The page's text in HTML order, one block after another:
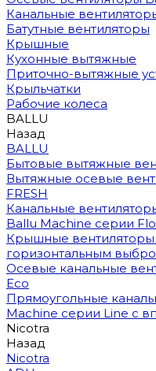
Канальные
Батутные вентиляторы
Крышные
Кухонные вытяжные
Приточно-вытяжные
Крыльчатки
Рабочие колеса
BALLU
Назад
BALLU
Бытовые вытяжные
Вытяжные осевые
FRESH
Канальные
Ballu Machine серии
Крышные вентиляторы
горизонтальным
Осевые канальные
Eco
Прямоугольные
Machine серии Line с
Nicotra
Назад
Nicotra